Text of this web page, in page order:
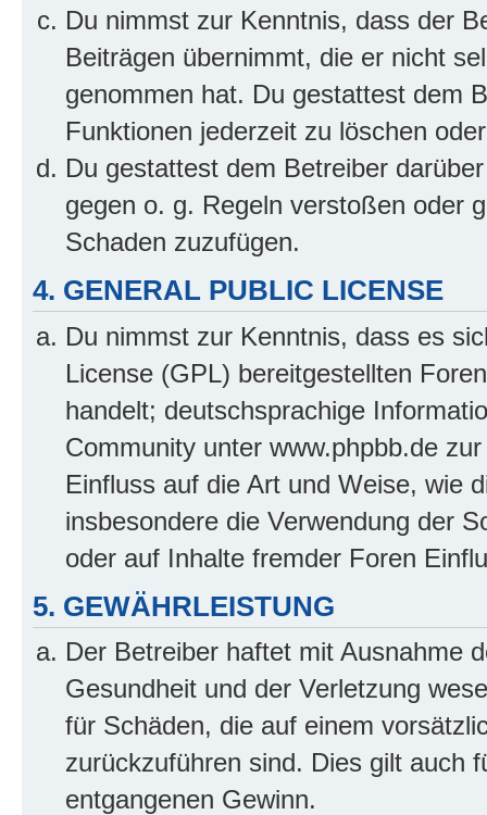
Du nimmst zur Kenntnis, dass der
Beiträgen übernimmt, die er nicht
genommen hat. Du gestattest dem
Funktionen jederzeit zu löschen
Du gestattest dem Betreiber
gegen o. g. Regeln verstoßen oder
Schaden zuzufügen.
4. GENERAL PUBLIC LICENSE
Du nimmst zur Kenntnis, dass es
License (GPL) bereitgestellten
handelt; deutschsprachige
Community unter www.phpbb.de
Einfluss auf die Art und Weise, wie
insbesondere die Verwendung der
oder auf Inhalte fremder Foren
5. GEWÄHRLEISTUNG
Der Betreiber haftet mit Ausnahme
Gesundheit und der Verletzung
für Schäden, die auf einem
zurückzuführen sind. Dies gilt auch
entgangenen Gewinn.